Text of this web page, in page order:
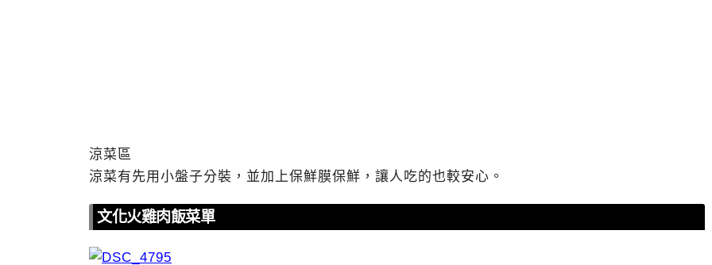
涼菜區
涼菜有先用小盤子分裝，並加上保鮮膜保鮮，讓人吃的也較安心。
文化火雞肉飯菜單